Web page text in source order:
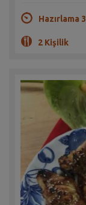
Hazırlama
2 Kişilik